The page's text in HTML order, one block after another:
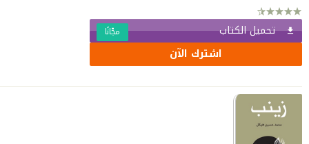
تحميل الكتاب مجّانًا
اشترك الآن